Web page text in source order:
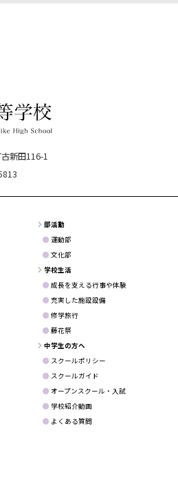
新田116-1
部活動
運動部
文化部
学校生活
成長を支える行事や体験
充実した施設設備
修学旅行
藤花祭
中学生の方へ
スクールポリシー
スクールガイド
オープンスクール・入試
学校紹介動画
よくある質問